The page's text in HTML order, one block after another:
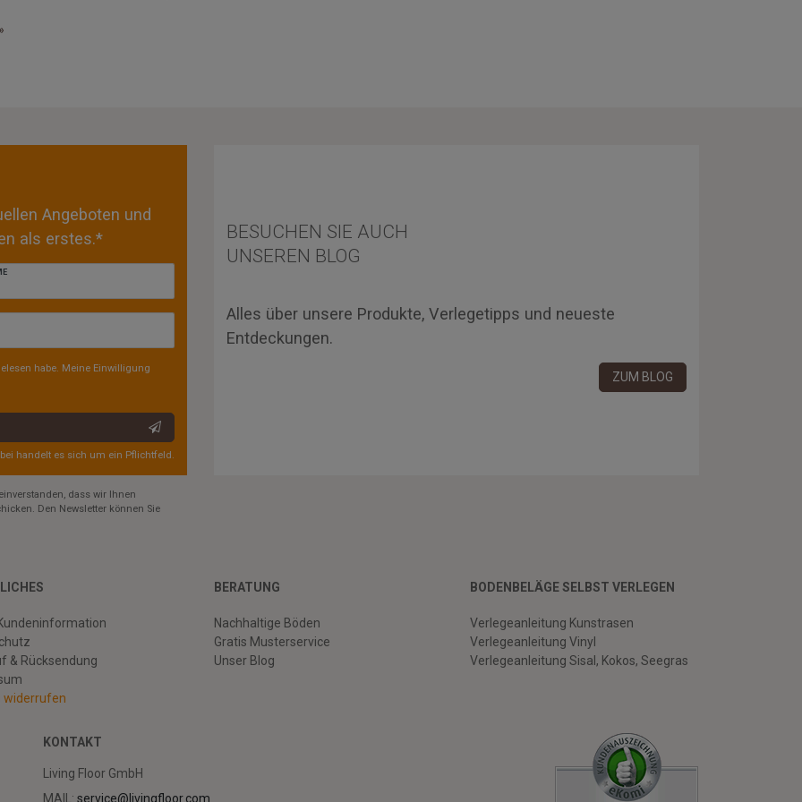
Angeboten und
als erstes.*
habe. Meine Einwilligung
handelt es sich um ein Pflichtfeld.
BESUCHEN SIE AUCH
UNSEREN BLOG
Alles über unsere Produkte, Verlegetipps und neueste
Entdeckungen.
ZUM BLOG
dass wir Ihnen
Den Newsletter können Sie
& Rücksendung
widerrufen
BERATUNG
Nachhaltige Böden
Gratis Musterservice
Unser Blog
BODENBELÄGE SELBST VERLEGEN
Verlegeanleitung Kunstrasen
Verlegeanleitung Vinyl
Verlegeanleitung Sisal, Kokos, Seegras
KONTAKT
Living Floor GmbH
MAIL:service@livingfloor.com